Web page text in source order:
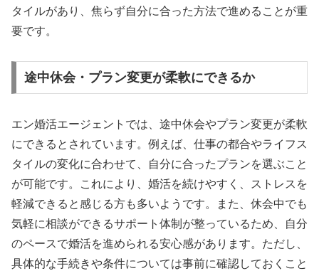
タイルがあり、焦らず自分に合った方法で進めることが重
要です。
途中休会・プラン変更が柔軟にできるか
エン婚活エージェントでは、途中休会やプラン変更が柔軟
にできるとされています。例えば、仕事の都合やライフス
タイルの変化に合わせて、自分に合ったプランを選ぶこと
が可能です。これにより、婚活を続けやすく、ストレスを
軽減できると感じる方も多いようです。また、休会中でも
気軽に相談ができるサポート体制が整っているため、自分
のペースで婚活を進められる安心感があります。ただし、
具体的な手続きや条件については事前に確認しておくこと